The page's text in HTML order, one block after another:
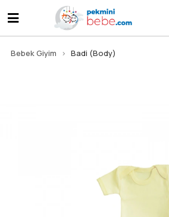
Bebek Giyim Badi (Body)